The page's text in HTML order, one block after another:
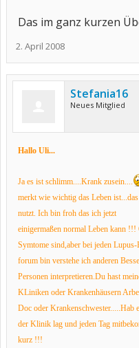
Das im ganz kurzen
2. April 2008
Stefania16
Neues Mitglied
Hallo Uli...
Ja es ist schlimm....Krank zusein....
merkt wie wichtig das Leben ist...
nutzt. Ich bin froh das ich jetzt
einigermaßen normal Leben kann !!!
Symtome sind,aber bei jeden Lupus-
forum bin verstehe ich anderen
Personen interpretieren.Du hast
KLiniken oder Krankenhäusern
Doc oder
der Klinik lag und jeden Tag
kurz !!!